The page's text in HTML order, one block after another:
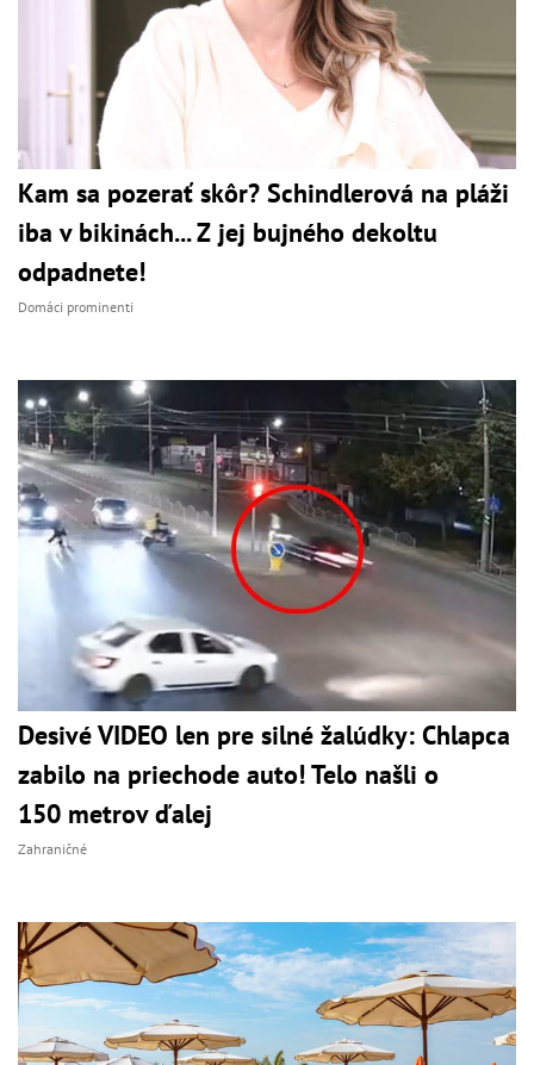
Kam sa pozerať skôr? Schindlerová na pláži
iba v bikinách... Z jej bujného dekoltu
odpadnete!
Domáci prominenti
Desivé VIDEO len pre silné žalúdky: Chlapca
zabilo na priechode auto! Telo našli o
150 metrov ďalej
Zahraničné